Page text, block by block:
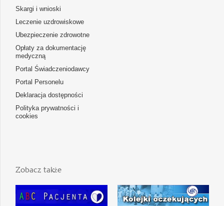
Skargi i wnioski
Leczenie uzdrowiskowe
Ubezpieczenie zdrowotne
Opłaty za dokumentację
medyczną
Portal Świadczeniodawcy
Portal Personelu
Deklaracja dostępności
Polityka prywatności i
cookies
Zobacz także